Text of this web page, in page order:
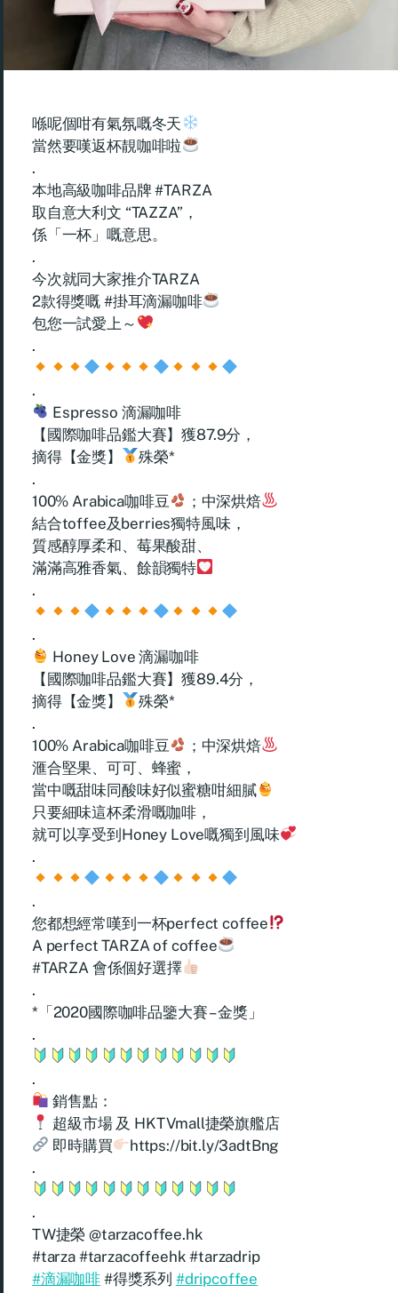
喺呢個咁有氣氛嘅冬天
當然要嘆返杯靚咖啡啦
.
本地高級咖啡品牌 #TARZA
取自意大利文 “TAZZA”，
係「一杯」嘅意思。
.
今次就同大家推介TARZA
2款得獎嘅 #掛耳滴漏咖啡
包您一試愛上～
.
.
Espresso 滴漏咖啡
【國際咖啡品鑑大賽】獲87.9分，
摘得【金獎】
殊榮*
.
100% Arabica咖啡豆
；中深烘焙
結合toffee及berries獨特風味，
質感醇厚柔和、莓果酸甜、
滿滿高雅香氣、餘韻獨特
.
.
Honey Love 滴漏咖啡
【國際咖啡品鑑大賽】獲89.4分，
摘得【金獎】
殊榮*
.
100% Arabica咖啡豆
；中深烘焙
滙合堅果、可可、蜂蜜，
當中嘅甜味同酸味好似蜜糖咁細膩
只要細味這杯柔滑嘅咖啡，
就可以享受到Honey Love嘅獨到風味
.
.
您都想經常嘆到一杯perfect coffee
A perfect TARZA of coffee
#TARZA 會係個好選擇
.
*「2020國際咖啡品鑒大賽 – 金獎」
.
.
銷售點：
超級市場 及 HKTVmall捷榮旗艦店
即時購買
https://bit.ly/3adtBng
.
.
TW捷榮 @tarzacoffee.hk
#tarza #tarzacoffeehk #tarzadrip
#滴漏咖啡 #得獎系列 #dripcoffee